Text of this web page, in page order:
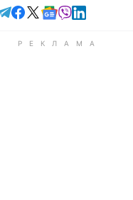
Читайте в Telegram
Читайте в Facebook
Читайте в X
Читайте в
Читайте в
Читайте